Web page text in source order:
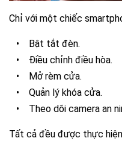
Chỉ với một chiếc
• Bật tắt đèn.
• Điều chỉnh điều hòa.
• Mở rèm cửa.
• Quản lý khóa cửa.
• Theo dõi camera an
Tất cả đều được thực